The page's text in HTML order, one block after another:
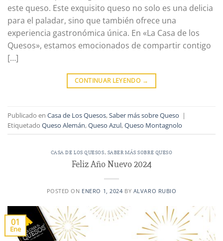
este queso. Este exquisito queso no solo es una delicia
para el paladar, sino que también ofrece una
experiencia gastronómica única. En «La Casa de los
Quesos», estamos emocionados de compartir contigo
[…]
CONTINUAR LEYENDO →
Publicado en Casa de Los Quesos,Saber más sobre Queso |
Etiquetado Queso Alemán,Queso Azul,Queso Montagnolo
CASA DE LOS QUESOS, SABER MÁS SOBRE QUESO
Feliz Año Nuevo 2024
POSTED ON ENERO 1, 2024 BY ALVARO RUBIO
01
Ene